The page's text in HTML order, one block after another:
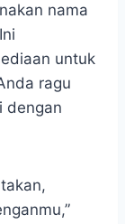
nama
untuk
ragu
dengan